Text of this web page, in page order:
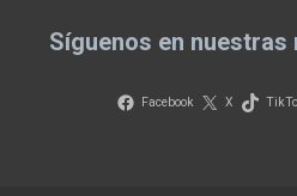
Síguenos en
Facebook X